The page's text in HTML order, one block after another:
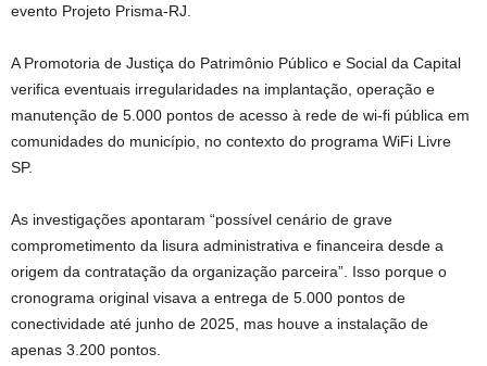
evento Projeto Prisma-RJ.
A Promotoria de Justiça do Patrimônio Público e Social da Capital
verifica eventuais irregularidades na implantação, operação e
manutenção de 5.000 pontos de acesso à rede de wi-fi pública em
comunidades do município, no contexto do programa WiFi Livre
SP.
As investigações apontaram “possível cenário de grave
comprometimento da lisura administrativa e financeira desde a
origem da contratação da organização parceira”. Isso porque o
cronograma original visava a entrega de 5.000 pontos de
conectividade até junho de 2025, mas houve a instalação de
apenas 3.200 pontos.